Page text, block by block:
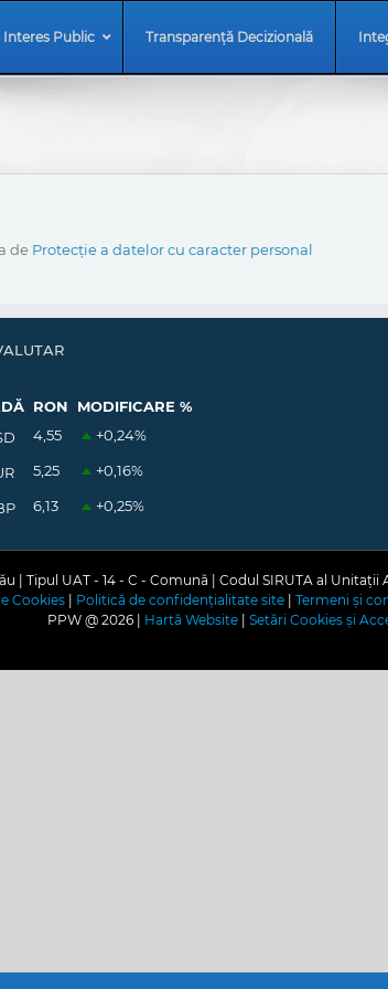
Public Transparență Decizională
de Protecție a datelor cu caracter personal
RON
MODIFICARE %
4,55 +0,24%
5,25 +0,16%
6,13 +0,25%
| Tipul UAT - 14 - C - Comună | Codul SIRUTA al
Cookies
Politică de confidențialitate site Termeni și
PPW @ 2026 | Hartă Website| Setări Cookies și